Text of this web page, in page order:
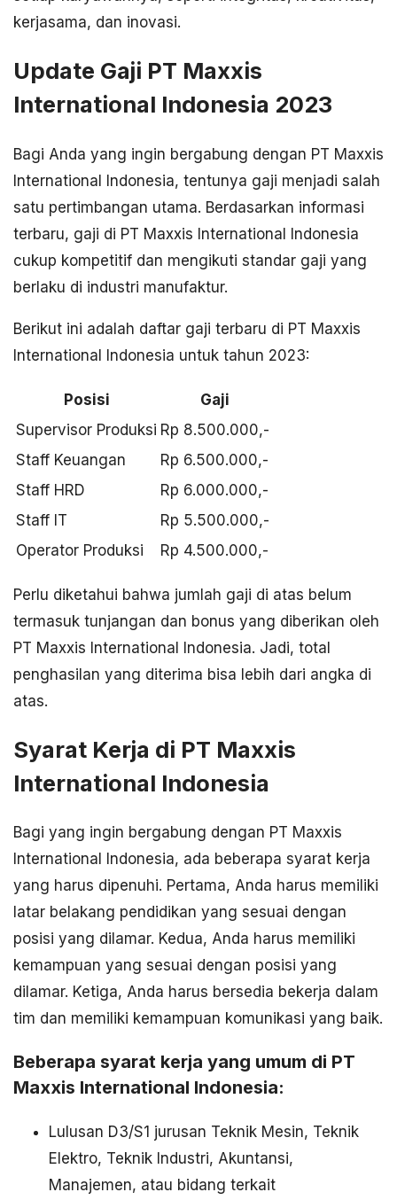
kerjasama, dan inovasi.
Update Gaji PT Maxxis
International Indonesia 2023
Bagi Anda yang ingin bergabung dengan PT Maxxis
International Indonesia, tentunya gaji menjadi salah
satu pertimbangan utama. Berdasarkan informasi
terbaru, gaji di PT Maxxis International Indonesia
cukup kompetitif dan mengikuti standar gaji yang
berlaku di industri manufaktur.
Berikut ini adalah daftar gaji terbaru di PT Maxxis
International Indonesia untuk tahun 2023:
Posisi
Gaji
Supervisor Produksi Rp 8.500.000,-
Staff Keuangan
Rp 6.500.000,-
Staff HRD
Rp 6.000.000,-
Staff IT
Rp 5.500.000,-
Operator Produksi
Rp 4.500.000,-
Perlu diketahui bahwa jumlah gaji di atas belum
termasuk tunjangan dan bonus yang diberikan oleh
PT Maxxis International Indonesia. Jadi, total
penghasilan yang diterima bisa lebih dari angka di
atas.
Syarat Kerja di PT Maxxis
International Indonesia
Bagi yang ingin bergabung dengan PT Maxxis
International Indonesia, ada beberapa syarat kerja
yang harus dipenuhi. Pertama, Anda harus memiliki
latar belakang pendidikan yang sesuai dengan
posisi yang dilamar. Kedua, Anda harus memiliki
kemampuan yang sesuai dengan posisi yang
dilamar. Ketiga, Anda harus bersedia bekerja dalam
tim dan memiliki kemampuan komunikasi yang baik.
Beberapa syarat kerja yang umum di PT
Maxxis International Indonesia:
Lulusan D3/S1 jurusan Teknik Mesin, Teknik
Elektro, Teknik Industri, Akuntansi,
Manajemen, atau bidang terkait